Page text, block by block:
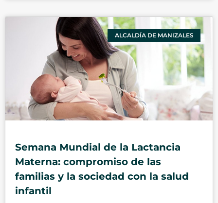
ALCALDÍA DE MANIZALES
Semana Mundial de la Lactancia
Materna: compromiso de las
familias y la sociedad con la salud
infantil